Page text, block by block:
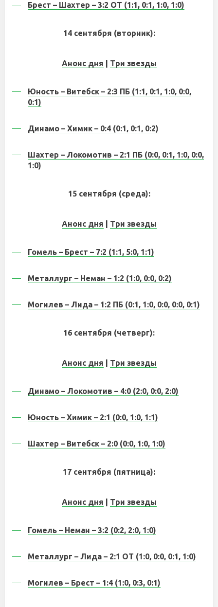
Брест – Шахтер – 3:2 ОТ (1:1, 0:1, 1:0, 1:0)
14 сентября (вторник):
Анонс дня Три звезды
Юность – Витебск – 2:3 ПБ (1:1, 0:1, 1:0, 0:0,
0:1)
Динамо – Химик – 0:4 (0:1, 0:1, 0:2)
Шахтер – Локомотив – 2:1 ПБ (0:0, 0:1, 1:0, 0:0,
1:0)
15 сентября (среда):
Анонс дня Три звезды
Гомель – Брест – 7:2 (1:1, 5:0, 1:1)
Металлург – Неман – 1:2 (1:0, 0:0, 0:2)
Могилев – Лида – 1:2 ПБ (0:1, 1:0, 0:0, 0:0, 0:1)
16 сентября (четверг):
Анонс дня Три звезды
Динамо – Локомотив – 4:0 (2:0, 0:0, 2:0)
Юность – Химик – 2:1 (0:0, 1:0, 1:1)
Шахтер – Витебск – 2:0 (0:0, 1:0, 1:0)
17 сентября (пятница):
Анонс дня Три звезды
Гомель – Неман – 3:2 (0:2, 2:0, 1:0)
Металлург – Лида – 2:1 ОТ (1:0, 0:0, 0:1, 1:0)
Могилев – Брест – 1:4 (1:0, 0:3, 0:1)